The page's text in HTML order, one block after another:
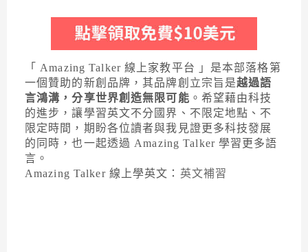
「 Amazing Talker 線上家教平台 」是本部落格第
一個贊助的新創品牌，其品牌創立宗旨是越過語
言鴻溝，分享世界創造無限可能 。希望藉由科技
的進步，讓學習英文不分國界、不限定地點、不
限定時間，期盼各位讀者與我見證更多科技發展
的同時，也一起透過 Amazing Talker 學習更多語
言。
Amazing Talker 線上學英文： 英文補習